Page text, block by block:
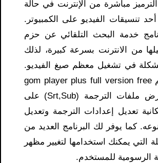
مباشرة من الإنترنت في حالة
تنسيقات الفيديو على الكمبيوتر.
خدمة البحث التلقائي عن حزم
من الانترنت بسرعة كبيرة، لذلك
في تشغيل معظم صيغ الفيديو.
والأفلام. يدعم gom player plus full version free
download عرض ملفات الترجمة (Srt,Sub) على
تعديل إعدادات الترجمة وتعديل
كما يوفر لك البرنامج العديد من
التي يمكنك استخدامها لتغيير مظهر
الرسومية للمستخدم.